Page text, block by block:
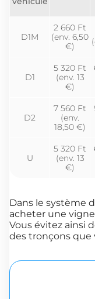
D1M
2 660 Ft
(env. 6,50
€)
D1
5 320 Ft
(env. 13
€)
D2
7 560 Ft
(env.
18,50 €)
U
5 320 Ft
(env. 13
€)
Dans le système
acheter une
Vous évitez ainsi
des tronçons que